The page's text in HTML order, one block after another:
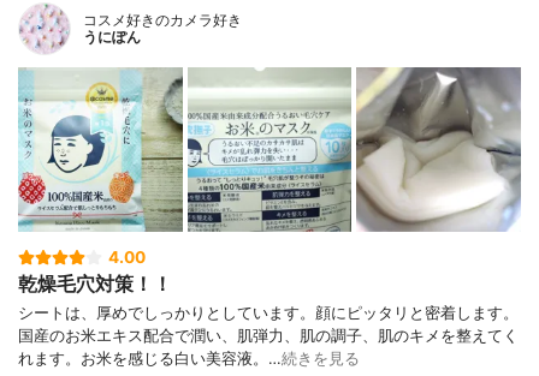
コスメ好きのカメラ好き
うにぽん
4.00
乾燥毛穴対策！！
シートは、厚めでしっかりとしています。顔にピッタリと密着します。
国産のお米エキス配合で潤い、肌弾力、肌の調子、肌のキメを整えてく
れます。お米を感じる白い美容液。…続きを見る